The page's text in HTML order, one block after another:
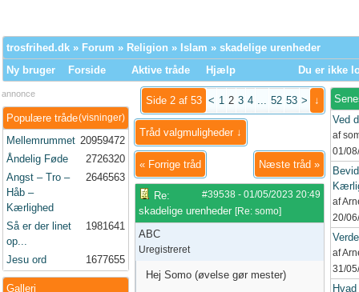
trosfrihed.dk » Forum » Religion » Islam » skadelige urenheder
Ny bruger
Forside Aktive tråde Hjælp Du er ikke
annonce
(visninger)
Populære tråde
Mellemrummet 20959472
Åndelig Føde
2726320
Angst – Tro –
Håb –
Kærlighed
2646563
Så er der linet
op...
1981641
Jesu ord 1677655
Galleri
Side 2 af 53 < 1 2 3 4 ... 52 53 > ↓
Tråd valgmuligheder ↓
« Forrige tråd Næste tråd »
#39538 - 01/05/2023 20:49
Re:
skadelige urenheder [Re: somo]
ABC
Uregistreret
Hej Somo (øvelse gør mester)
Ved
af
01/
af
20/
af
31/